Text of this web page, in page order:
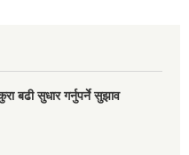
बढी सुधार गर्नुपर्ने सुझाव